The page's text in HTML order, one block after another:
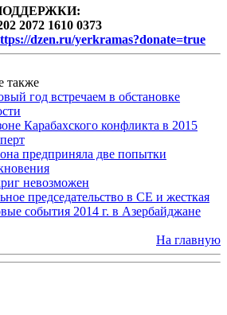
2072 1610 0373
dzen.ru/yerkramas?donate=true
также
год встречаем в обстановке
Карабахского конфликта в 2015
предприняла две попытки
невозможен
председательство в СЕ и жесткая
события 2014 г. в Азербайджане
На главную